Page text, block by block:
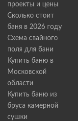
проекты и цены
Сколько стоит
баня в 2026 году
Схема свайного
поля для бани
Купить баню в
Московской
области
Купить баню из
бруса камерной
сушки